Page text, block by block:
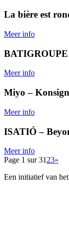
La bière est
Meer info
Meer info
Miyo – Konsign
Meer info
ISATIÓ –
Meer info
Page 1 sur 31 23»
Een initiatief van